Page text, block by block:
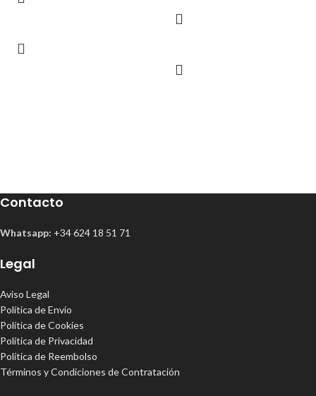
Contacto
Whatsapp: +34 624 18 51 71
Legal
Aviso Legal
Política de Envío
Política de Cookies
Política de Privacidad
Política de Reembolso
Términos y Condiciones de Contratación